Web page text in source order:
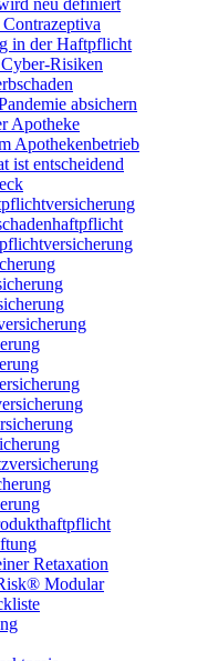
neu definiert
in der Haftpflicht
Risiken
absichern
Apotheke
Apothekenbetrieb
ist entscheidend
Retaxation
Modular